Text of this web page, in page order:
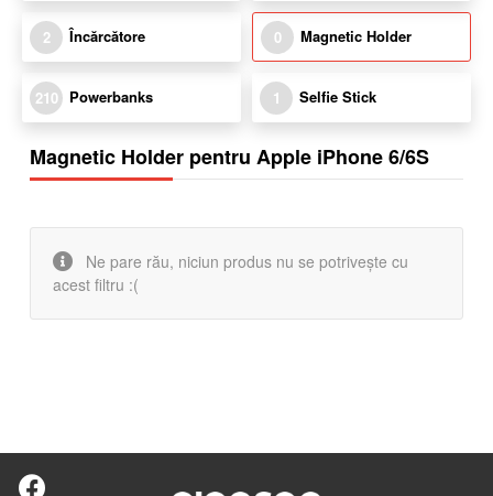
2 Încărcătore 0 Magnetic Holder
210 Powerbanks 1 Selfie Stick
Magnetic Holder pentru Apple iPhone 6/6S
Ne pare rău, niciun produs nu se potrivește cu
acest filtru :(